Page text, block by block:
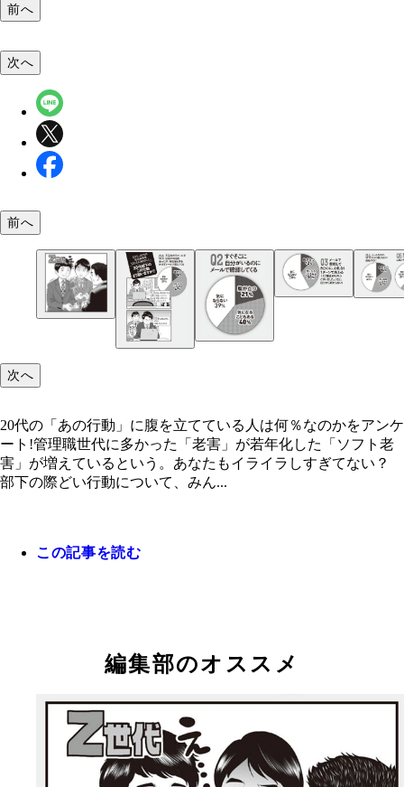
前へ
20代の「あの行動」に腹を立てている人は何％な
アンケート!
ソフト老害アンケート結果
ソフト老害アンケート結果
ソフト老害アンケート結果
ソフト老害アンケート結果
ソフト老害アンケート結果
ソフト老害アンケート結果
ソフト老害アンケート結果
ソフト老害アンケート結果
次へ
前へ
次へ
20代の「あの行動」に腹を立てている人は何％なのかをアンケ
ート!管理職世代に多かった「老害」が若年化した「ソフト老
害」が増えているという。あなたもイライラしすぎてない？
部下の際どい行動について、みん...
この記事を読む
編集部のオススメ